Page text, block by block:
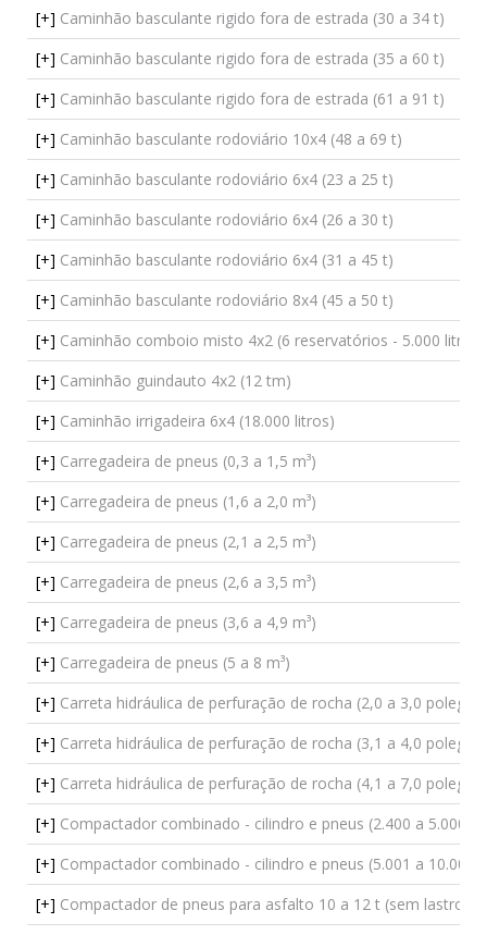
[+] Caminhão basculante rigido fora de estrada (30 a 34 t)
[+] Caminhão basculante rigido fora de estrada (35 a 60 t)
[+] Caminhão basculante rigido fora de estrada (61 a 91 t)
[+] Caminhão basculante rodoviário 10x4 (48 a 69 t)
[+] Caminhão basculante rodoviário 6x4 (23 a 25 t)
[+] Caminhão basculante rodoviário 6x4 (26 a 30 t)
[+] Caminhão basculante rodoviário 6x4 (31 a 45 t)
[+] Caminhão basculante rodoviário 8x4 (45 a 50 t)
[+] Caminhão comboio misto 4x2 (6 reservatórios - 5.000 litros)
[+] Caminhão guindauto 4x2 (12 tm)
[+] Caminhão irrigadeira 6x4 (18.000 litros)
[+] Carregadeira de pneus (0,3 a 1,5 m³)
[+] Carregadeira de pneus (1,6 a 2,0 m³)
[+] Carregadeira de pneus (2,1 a 2,5 m³)
[+] Carregadeira de pneus (2,6 a 3,5 m³)
[+] Carregadeira de pneus (3,6 a 4,9 m³)
[+] Carregadeira de pneus (5 a 8 m³)
[+] Carreta hidráulica de perfuração de rocha (2,0 a 3,0
[+] Carreta hidráulica de perfuração de rocha (3,1 a 4,0
[+] Carreta hidráulica de perfuração de rocha (4,1 a 7,0
[+] Compactador combinado - cilindro e pneus (2.400 a 5.000
[+] Compactador combinado - cilindro e pneus (5.001 a 10.000
[+] Compactador de pneus para asfalto 10 a 12 t (sem lastro)